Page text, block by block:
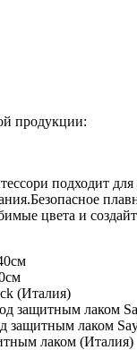
продукции:
подходит для
цвета и
(Италия)
защитным лаком
лаком
лаком (Италия)